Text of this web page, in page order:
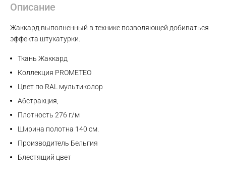
Описание
Жаккард выполненный в технике позволяющей добиваться
эффекта штукатурки.
Ткань Жаккард
Коллекция PROMETEO
Цвет по RAL мультиколор
Абстракция,
Плотность 276 г/м
Ширина полотна 140 см.
Производитель Бельгия
Блестящий цвет
Max
WhatsApp